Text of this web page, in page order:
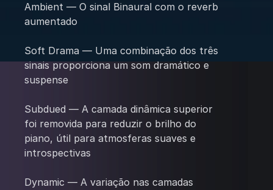
Ambient — O sinal Binaural com o reverb
aumentado
Soft Drama — Uma combinação dos três
sinais proporciona um som dramático e
suspense
Subdued — A camada dinâmica superior
foi removida para reduzir o brilho do
piano, útil para atmosferas suaves e
introspectivas
Dynamic — A variação nas camadas